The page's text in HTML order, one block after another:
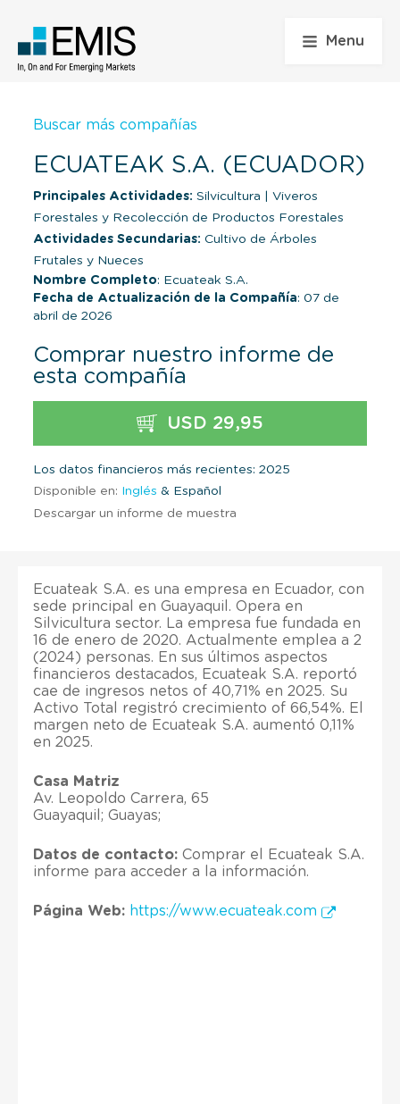
Menu
Buscar más compañías
ECUATEAK S.A. (ECUADOR)
Principales Actividades: Silvicultura
Viveros
Forestales y Recolección de Productos Forestales
Actividades Secundarias: Cultivo de Árboles
Frutales y Nueces
Nombre Completo: Ecuateak S.A.
Fecha de Actualización de la Compañía: 07 de
abril de 2026
Comprar nuestro informe de
esta compañía
USD 29,95
Los datos financieros más recientes: 2025
Disponible en: Inglés & Español
Descargar un informe de muestra
Ecuateak S.A. es una empresa en Ecuador, con
sede principal en Guayaquil. Opera en
Silvicultura sector. La empresa fue fundada en
16 de enero de 2020. Actualmente emplea a 2
(2024) personas. En sus últimos aspectos
financieros destacados, Ecuateak S.A. reportó
cae de ingresos netos of 40,71% en 2025. Su
Activo Total registró crecimiento of 66,54%. El
margen neto de Ecuateak S.A. aumentó 0,11%
en 2025.
Casa Matriz
Av. Leopoldo Carrera, 65
Guayaquil; Guayas;
Datos de contacto: Comprar el Ecuateak S.A.
informe para acceder a la información.
Página Web: https://www.ecuateak.com